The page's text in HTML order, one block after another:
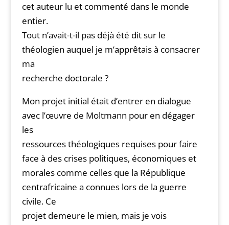
cet auteur lu et commenté dans le monde
entier.
Tout n’avait-t-il pas déjà été dit sur le
théologien auquel je m’apprêtais à consacrer
ma
recherche doctorale ?
Mon projet initial était d’entrer en dialogue
avec l’œuvre de Moltmann pour en dégager
les
ressources théologiques requises pour faire
face à des crises politiques, économiques et
morales comme celles que la République
centrafricaine a connues lors de la guerre
civile. Ce
projet demeure le mien, mais je vois